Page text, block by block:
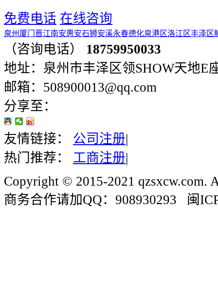
免费电话 在线咨询
泉州 厦门 晋江南安惠安石狮安溪永春德化泉港区洛江区丰泽区
（咨询电话）
18759950033
地址：泉州市丰泽区领SHOW天地E
邮箱：508900013@qq.com
分享至：
友情链接： 公司注册|
热门推荐：
工商注册|
Copyright © 2015-2021 qzsxcw.com.
商务合作请加QQ：908930293 闽